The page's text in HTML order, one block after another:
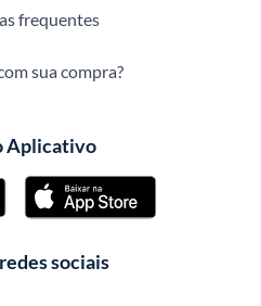
frequentes
sua compra?
Aplicativo
sociais